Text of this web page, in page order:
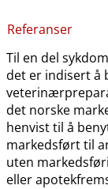
Referanser
Til en del
det er indisert å
det norske
henvist til å
markedsført til
uten
eller